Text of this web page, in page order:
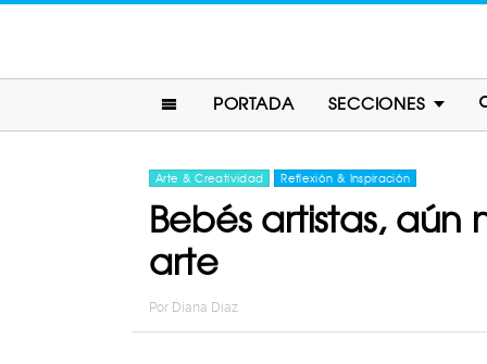
PORTADA SECCIONES
Arte & Creatividad Reflexión & Inspiración
Bebés artistas,
arte
Por Diana Diaz